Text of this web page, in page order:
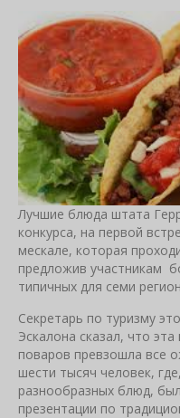
Лучшие блюда штата
конкурса, на первой
мескале, которая
предложив участникам
типичных для семи
Секретарь по туризму
Эскалона сказал, что
поваров превзошла все
шести тысяч человек,
разнообразных блюд,
презентации по